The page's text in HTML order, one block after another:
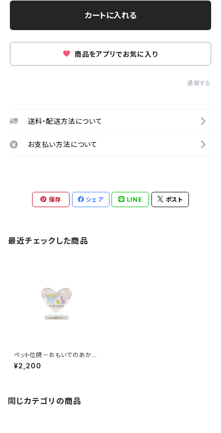
カートに入れる
商品をアプリでお気に入り
通報する
送料・配送方法について
お支払い方法について
保存 シェア LINE ポスト
最近チェックした商品
ペット位牌－おもいでのあかし
ー ペット仏具 アクリル樹脂
製
¥2,200
同じカテゴリの商品